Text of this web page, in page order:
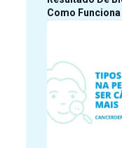
Como Funciona